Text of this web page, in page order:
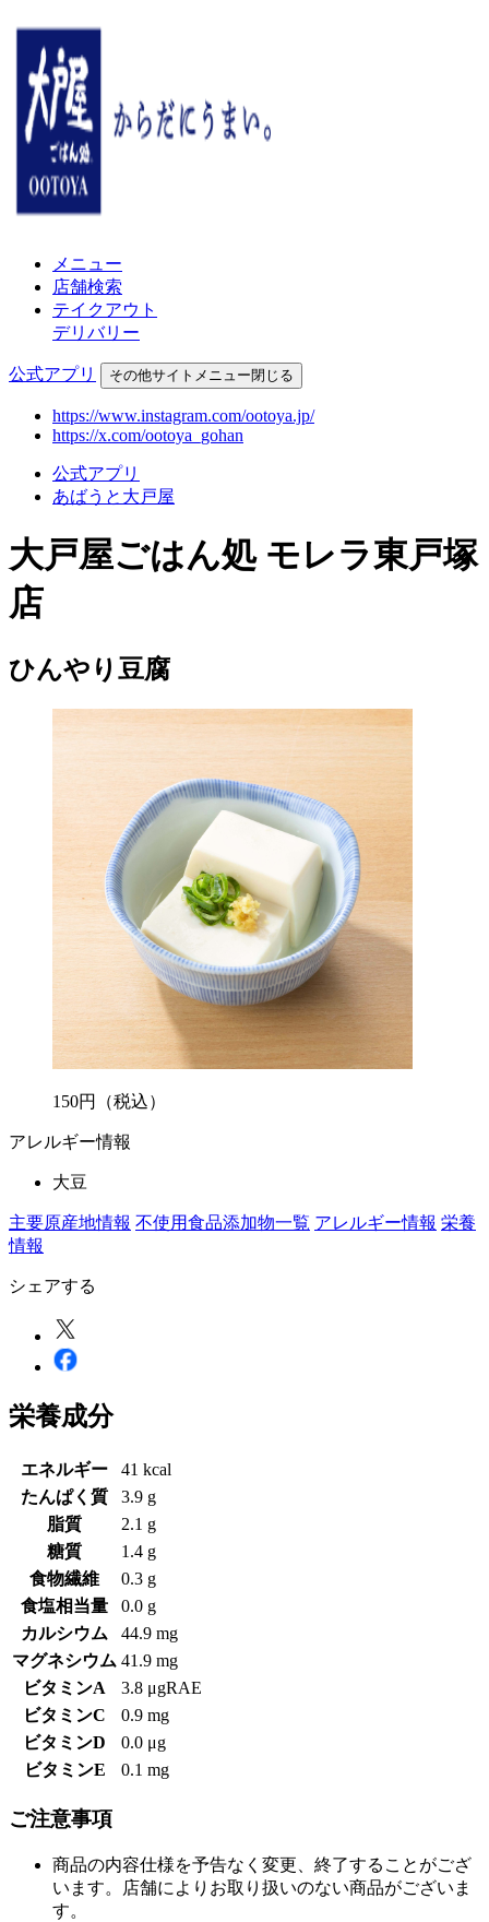
メニュー
店舗検索
テイクアウト
デリバリー
公式アプリ その他サイトメニュー閉じる
https://www.instagram.com/ootoya.jp/
https://x.com/ootoya_gohan
公式アプリ
あばうと大戸屋
大戸屋ごはん処 モレラ東戸塚
店
ひんやり豆腐
150円 （税込）
アレルギー情報
大豆
主要原産地情報 不使用食品添加物一覧 アレルギー情報 栄養
情報
シェアする
栄養成分
エネルギー
41 kcal
たんぱく質
3.9 g
脂質
2.1 g
糖質
1.4 g
食物繊維
0.3 g
食塩相当量
0.0 g
カルシウム
44.9 mg
マグネシウム 41.9 mg
ビタミンA
3.8 μgRAE
ビタミンC
0.9 mg
ビタミンD
0.0 μg
ビタミンE
0.1 mg
ご注意事項
商品の内容仕様を予告なく変更、終了することがござ
います。店舗によりお取り扱いのない商品がございま
す。